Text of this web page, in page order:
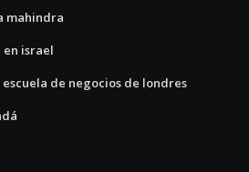
mahindra
en israel
de negocios de londres